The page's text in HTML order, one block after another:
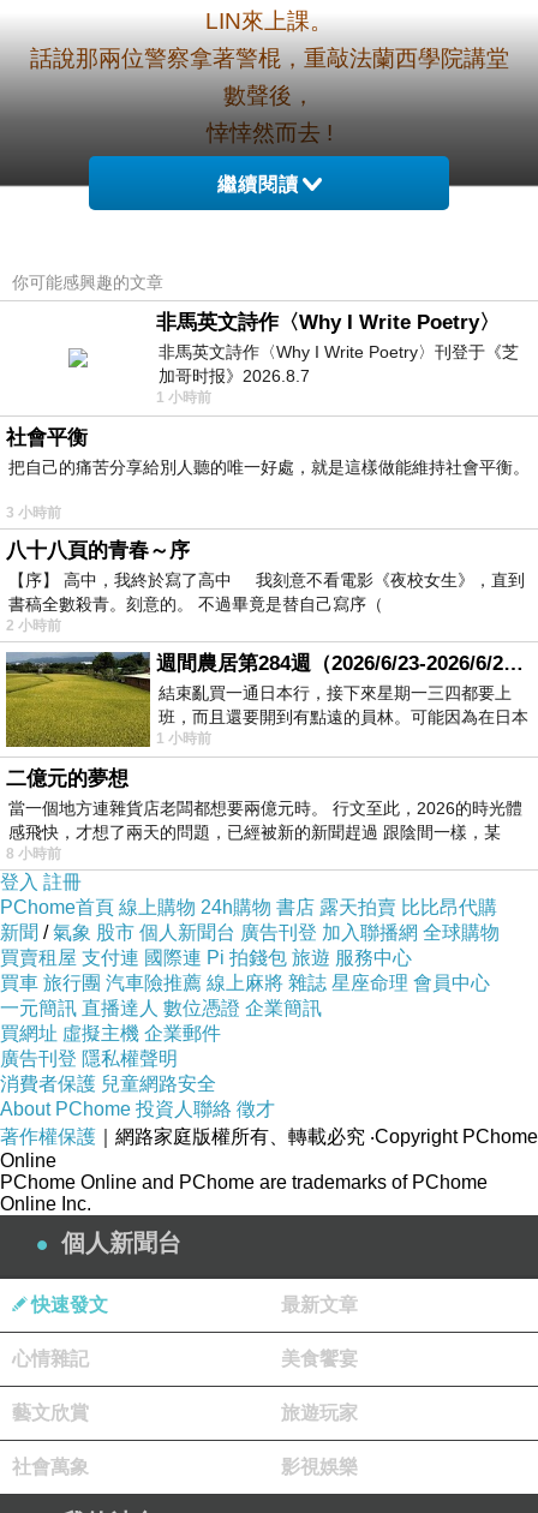
LIN來上課。
話說那兩位警察拿著警棍，重敲法蘭西學院講堂
數聲後，
悻悻然而去!
後來課後Pierre Bourdieu鮑狄爾院士從側門出來
對我說
我送老師到右角處的公車站坐車。
於是我搭
metro地鐵到十三區中國城超市把三十
幾包的甘草全部買下。
爸爸看著媽媽全身白衣
要用她的命，來換麗容的命。
我2000年4 月2日重踩桃園國際機場，
我竟然有命活著回到臺灣!
媽媽在2001年3月14日永遠走了......
2026年6月3日
*3 月14日因此被定為白色情人節
繼續閱讀
你可能感興趣的文章
非馬英文詩作〈Why I Write Poetry〉
非馬英文詩作〈Why I Write Poetry〉刊登于《芝
加哥时报》2026.8.7
1 小時前
社會平衡
把自己的痛苦分享給別人聽的唯一好處，就是這樣做能維持社會平衡。
3 小時前
八十八頁的青春～序
【序】 高中，我終於寫了高中 我刻意不看電影《夜校女生》，直到
書稿全數殺青。刻意的。 不過畢竟是替自己寫序（
2 小時前
週間農居第284週（2026/6/23-2026/6/24) 夏至 金黃稻浪洋溢豐收喜悅
結束亂買一通日本行，接下來星期一三四都要上
班，而且還要開到有點遠的員林。可能因為在日本
花不少錢，星期一出門上班時，心裡沒有一
1 小時前
二億元的夢想
當一個地方連雜貨店老闆都想要兩億元時。 行文至此，2026的時光體
感飛快，才想了兩天的問題，已經被新的新聞趕過 跟陰間一樣，某
8 小時前
登入 註冊
PChome首頁 線上購物 24h購物 書店 露天拍賣 比比昂代購
新聞 /氣象 股市 個人新聞台 廣告刊登 加入聯播網 全球購物
買賣租屋 支付連 國際連 Pi 拍錢包 旅遊 服務中心
買車 旅行團 汽車險推薦 線上麻將 雜誌 星座命理 會員中心
一元簡訊 直播達人 數位憑證 企業簡訊
買網址 虛擬主機 企業郵件
廣告刊登 隱私權聲明
消費者保護 兒童網路安全
About PChome 投資人聯絡 徵才
著作權保護 ｜網路家庭版權所有、轉載必究 ‧Copyright PChome
Online
PChome Online and PChome are trademarks of PChome
Online Inc.
個人新聞台
快速發文 最新文章
心情雜記 美食饗宴
藝文欣賞 旅遊玩家
社會萬象 影視娛樂